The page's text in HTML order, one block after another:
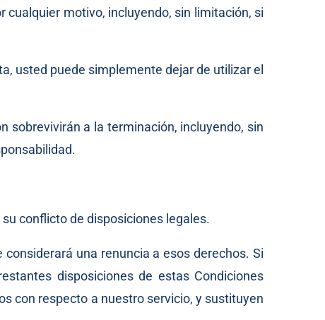
cualquier motivo, incluyendo, sin limitación, si
usted puede simplemente dejar de utilizar el
sobrevivirán a la terminación, incluyendo, sin
conflicto de disposiciones legales.
una renuncia a esos derechos. Si
disposiciones de estas Condiciones
con respecto a nuestro servicio, y sustituyen